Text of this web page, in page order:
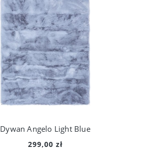
Dywan Angelo Light Blue
299,00 zł